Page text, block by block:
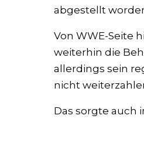
abgestellt
Von WWE-Seite
weiterhin die
allerdings sein
nicht
Das sorgte auch